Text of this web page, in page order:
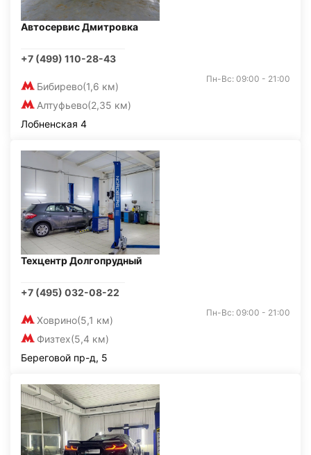
Автосервис Дмитровка
+7 (499) 110-28-43
Бибирево(1,6 км)
Алтуфьево(2,35 км)
Пн-Вс: 09:00 - 21:00
Лобненская 4
Техцентр Долгопрудный
+7 (495) 032-08-22
Ховрино(5,1 км)
Физтех(5,4 км)
Пн-Вс: 09:00 - 21:00
Береговой пр-д, 5